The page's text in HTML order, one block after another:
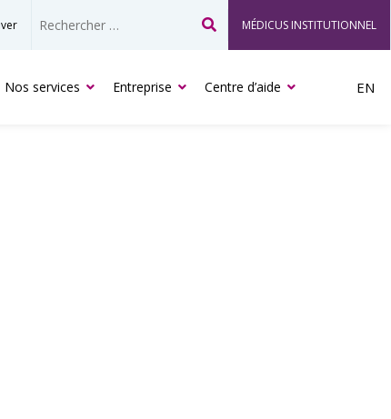
Recherche
MÉDICUS INSTITUTIONNEL
Nos services Entreprise Centre d’aide EN